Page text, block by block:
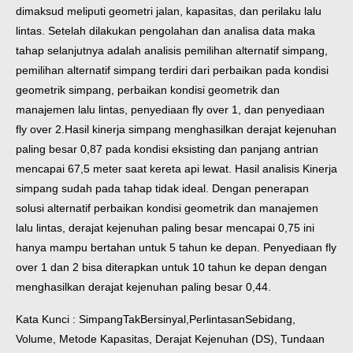
dimaksud meliputi geometri jalan, kapasitas, dan perilaku lalu
lintas. Setelah dilakukan pengolahan dan analisa data maka
tahap selanjutnya adalah analisis pemilihan alternatif simpang,
pemilihan alternatif simpang terdiri dari perbaikan pada kondisi
geometrik simpang, perbaikan kondisi geometrik dan
manajemen lalu lintas, penyediaan fly over 1, dan penyediaan
fly over 2. Hasil kinerja simpang menghasilkan derajat kejenuhan
paling besar 0,87 pada kondisi eksisting dan panjang antrian
mencapai 67,5 meter saat kereta api lewat. Hasil analisis Kinerja
simpang sudah pada tahap tidak ideal. Dengan penerapan
solusi alternatif perbaikan kondisi geometrik dan manajemen
lalu lintas, derajat kejenuhan paling besar mencapai 0,75 ini
hanya mampu bertahan untuk 5 tahun ke depan. Penyediaan fly
over 1 dan 2 bisa diterapkan untuk 10 tahun ke depan dengan
menghasilkan derajat kejenuhan paling besar 0,44.
Kata Kunci : SimpangTakBersinyal,PerlintasanSebidang,
Volume, Metode Kapasitas, Derajat Kejenuhan (DS), Tundaan